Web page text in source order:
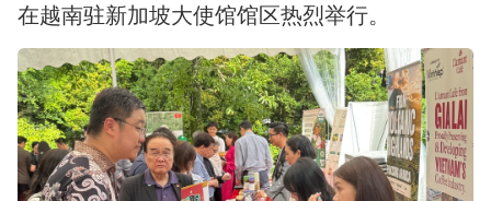
在越南驻新加坡大使馆馆区热烈举行。